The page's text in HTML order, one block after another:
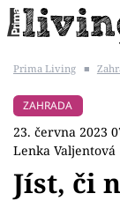
BYDLENÍ
Prima Living ■
ZAHRADA
23. června 2023
Lenka Valjentová
Jíst, či